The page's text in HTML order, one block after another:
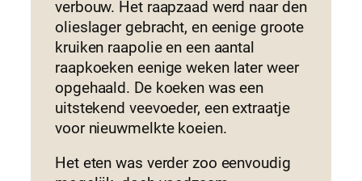
verbouw. Het raapzaad werd naar den
olieslager gebracht, en eenige groote
kruiken raapolie en een aantal
raapkoeken eenige weken later weer
opgehaald. De koeken was een
uitstekend veevoeder, een extraatje
voor nieuwmelkte koeien.
Het eten was verder zoo eenvoudig